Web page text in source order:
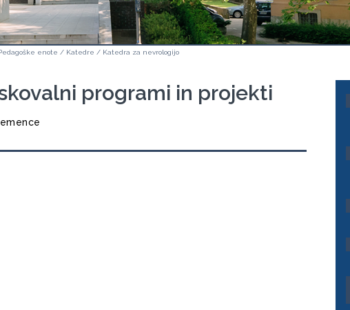
enote / Katedre / Katedra za nevrologijo
programi in projekti